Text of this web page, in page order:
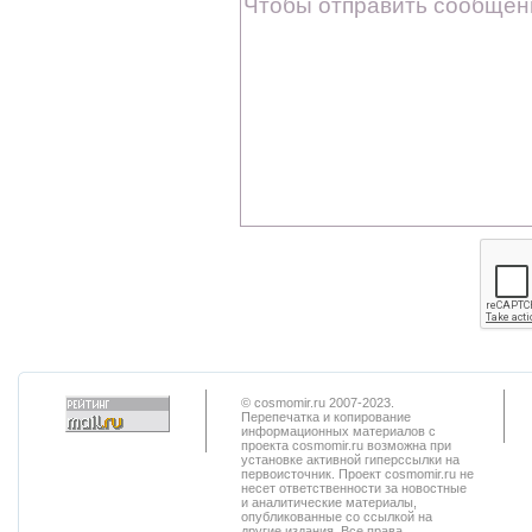
© cosmomir.ru 2007-2023.
Перепечатка и копирование
информационных материалов с
проекта cosmomir.ru возможна при
установке активной гиперссылки на
первоисточник. Проект cosmomir.ru не
несет ответственности за новостные
и аналитические материалы,
опубликованные со ссылкой на